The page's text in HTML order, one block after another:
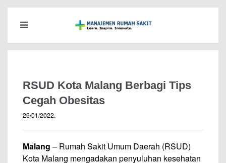
RSUD Kota Malang Berbagi Tips
Cegah Obesitas
26/01/2022.
Malang – Rumah Sakit Umum Daerah (RSUD)
Kota Malang mengadakan penyuluhan kesehatan